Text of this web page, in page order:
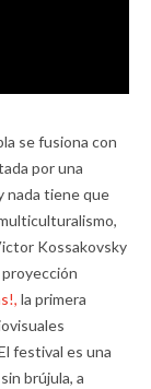
se fusiona con
por una
nada tiene que
Kossakovsky
proyección
la primera
festival es una
brújula, a